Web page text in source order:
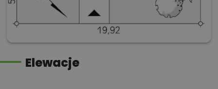
Elewacje